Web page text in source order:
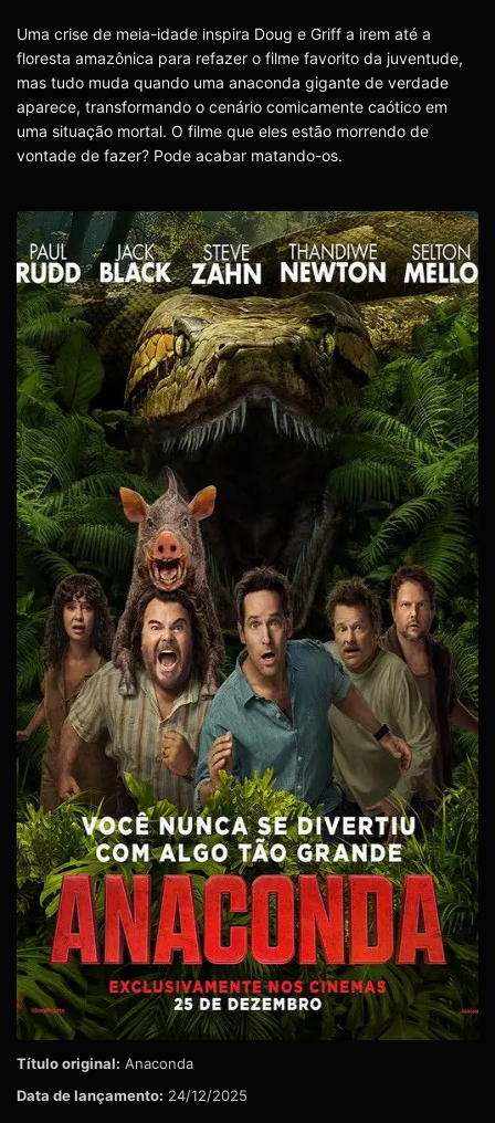
Uma crise de meia-idade inspira Doug e Griff a irem até a
floresta amazônica para refazer o filme favorito da juventude,
mas tudo muda quando uma anaconda gigante de verdade
aparece, transformando o cenário comicamente caótico em
uma situação mortal. O filme que eles estão morrendo de
vontade de fazer? Pode acabar matando-os.
Título original: Anaconda
Data de lançamento: 24/12/2025